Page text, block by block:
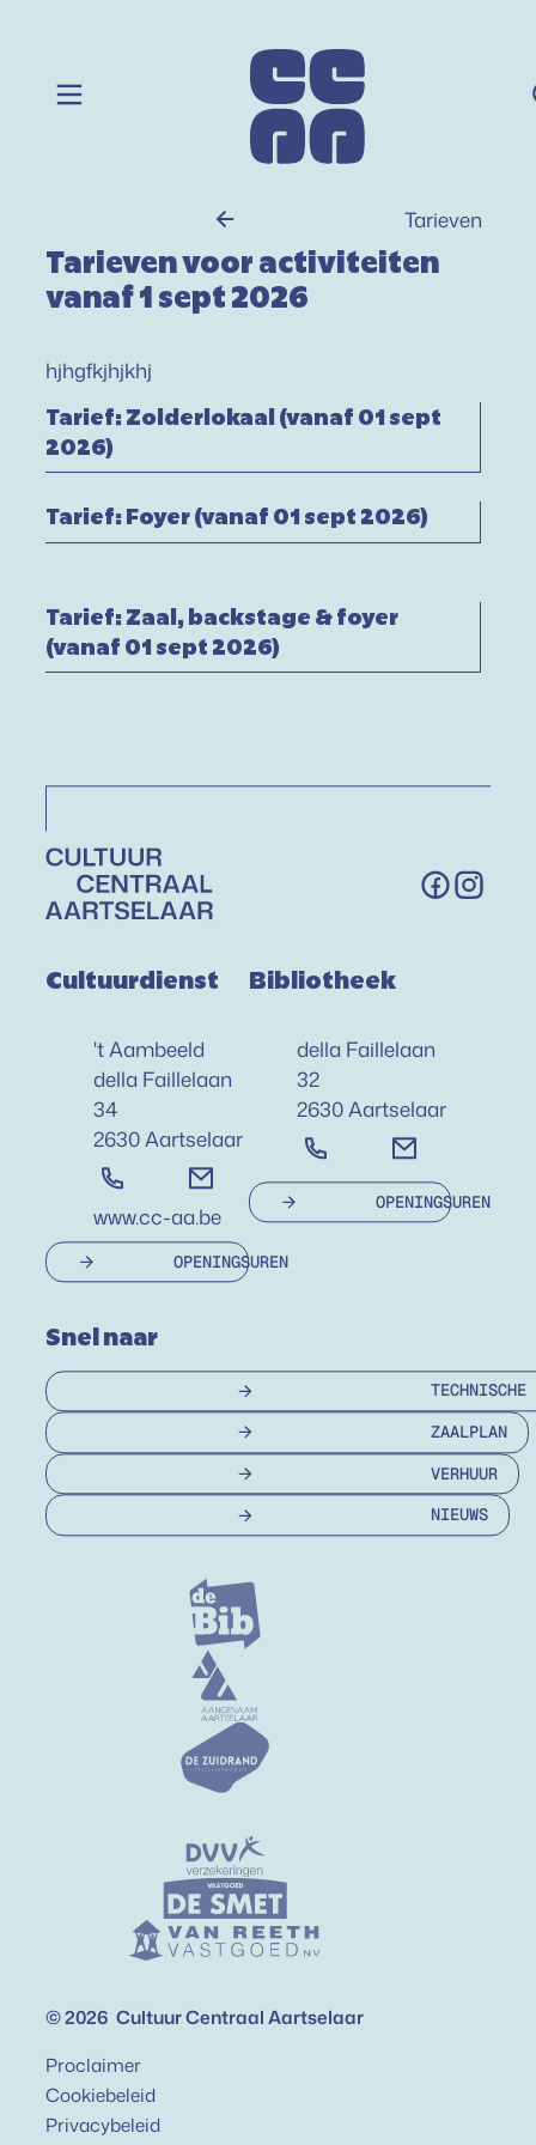
Cultuur Centraal Aartselaar
Menu
Tarieven
Tarieven voor activiteiten
vanaf 1 sept 2026
hjhgfkjhjkhj
Tarief: Zolderlokaal (vanaf 01 sept 2026)
Tarief: Zolderlokaal (vanaf 01 sept
2026)
Tarief: Foyer (vanaf 01 sept 2026)
Tarief: Zaal, backstage & foyer (vanaf
Tarief: Zaal, backstage & foyer
(vanaf 01 sept 2026)
Facebook
Contact & openingsuren
Cultuurdienst
Adres't Aambeeld
della Faillelaan
34
,2630Aartselaar
03 877 28 75
E-mail
cultuur @aartselaar.be
Websitewww.cc-aa.be
OPENINGSUREN
Bibliotheek
Adresdella Faillelaan
32
,2630Aartselaar
03 870 80 30
E-mail
bibliotheek
OPENINGSUREN
Snel naar
ZAALPLAN
VERHUUR
NIEUWS
Bezoek ook
Gemeente Aartselaar
Onze sponsors
DVV Verzekeringen
Vastgoed De Smet
Vastgoed Van Reeth
© 2026 Cultuur Centraal Aartselaar
Proclaimer
Cookiebeleid
Privacybeleid